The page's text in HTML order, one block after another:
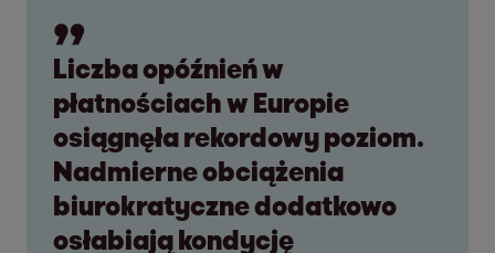
Liczba opóźnień w
płatnościach w Europie
osiągnęła rekordowy poziom.
Nadmierne obciążenia
biurokratyczne dodatkowo
osłabiają kondycję